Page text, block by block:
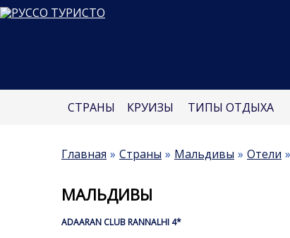
СТРАНЫ КРУИЗЫ ТИПЫ ОТДЫХА
Главная Страны Мальдивы Отели
МАЛЬДИВЫ
ADAARAN CLUB RANNALHI 4*